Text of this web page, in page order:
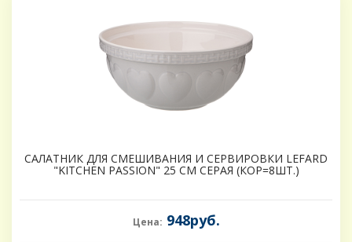
САЛАТНИК ДЛЯ СМЕШИВАНИЯ И СЕРВИРОВКИ LEFARD
"KITCHEN PASSION" 25 СМ СЕРАЯ (КОР=8ШТ.)
Цена: 948руб.